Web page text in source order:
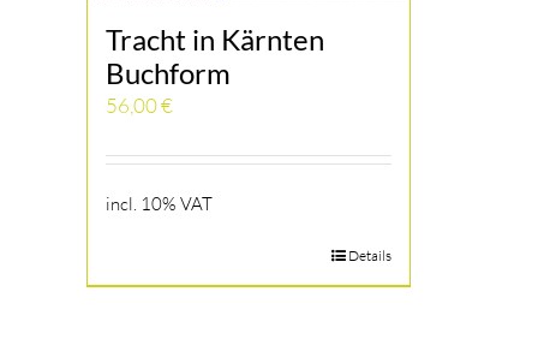
Tracht in Kärnten
Buchform
56,00€
incl. 10% VAT
Details